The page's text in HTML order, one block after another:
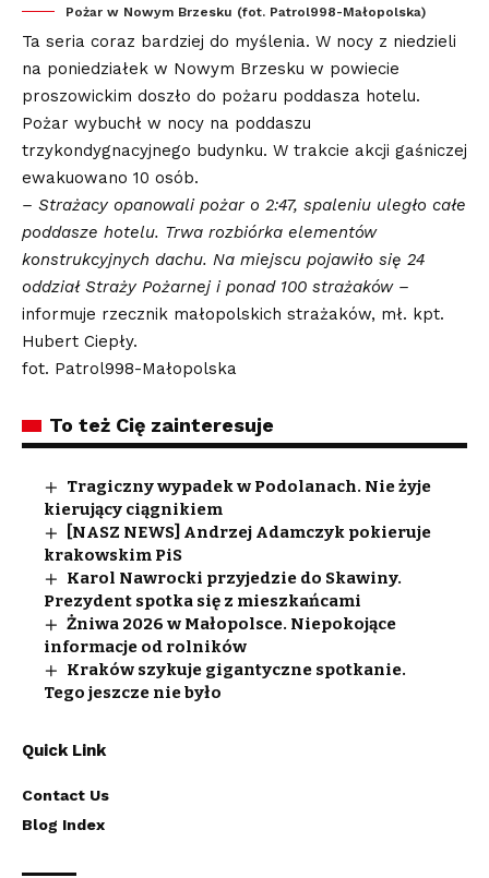
Pożar w Nowym Brzesku (fot. Patrol998-Małopolska)
Ta seria coraz bardziej do myślenia. W nocy z niedzieli
na poniedziałek w Nowym Brzesku w powiecie
proszowickim doszło do pożaru poddasza hotelu.
Pożar wybuchł w nocy na poddaszu
trzykondygnacyjnego budynku. W trakcie akcji gaśniczej
ewakuowano 10 osób.
– Strażacy opanowali pożar o 2:47, spaleniu uległo całe
poddasze hotelu. Trwa rozbiórka elementów
konstrukcyjnych dachu. Na miejscu pojawiło się 24
oddział Straży Pożarnej i ponad 100 strażaków –
informuje rzecznik małopolskich strażaków, mł. kpt.
Hubert Ciepły.
fot. Patrol998-Małopolska
To też Cię zainteresuje
Tragiczny wypadek w Podolanach. Nie żyje
kierujący ciągnikiem
[NASZ NEWS] Andrzej Adamczyk pokieruje
krakowskim PiS
Karol Nawrocki przyjedzie do Skawiny.
Prezydent spotka się z mieszkańcami
Żniwa 2026 w Małopolsce. Niepokojące
informacje od rolników
Kraków szykuje gigantyczne spotkanie.
Tego jeszcze nie było
Quick Link
Contact Us
Blog Index